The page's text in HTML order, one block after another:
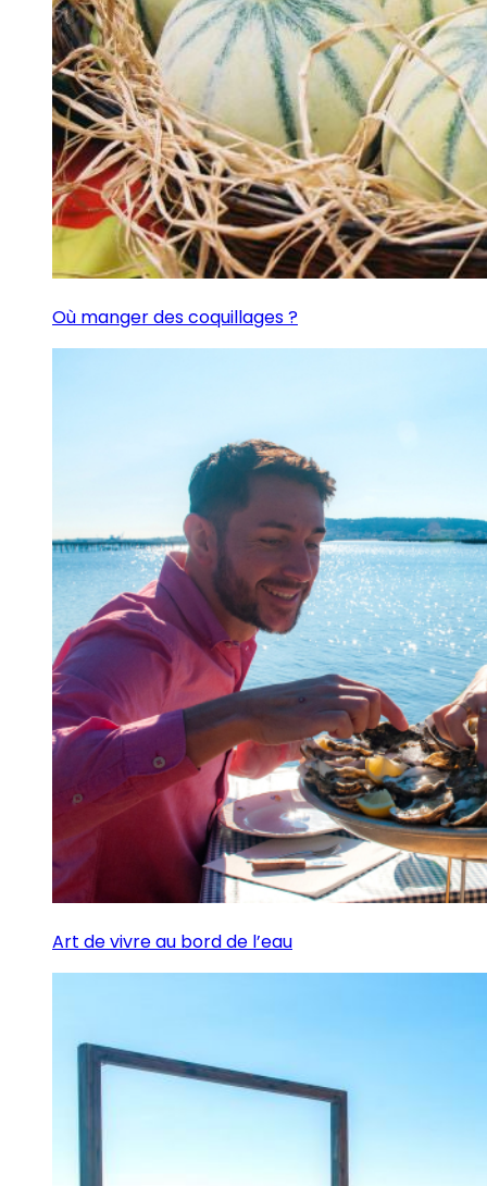
Où manger des coquillages ?
Art de vivre au bord de l’eau